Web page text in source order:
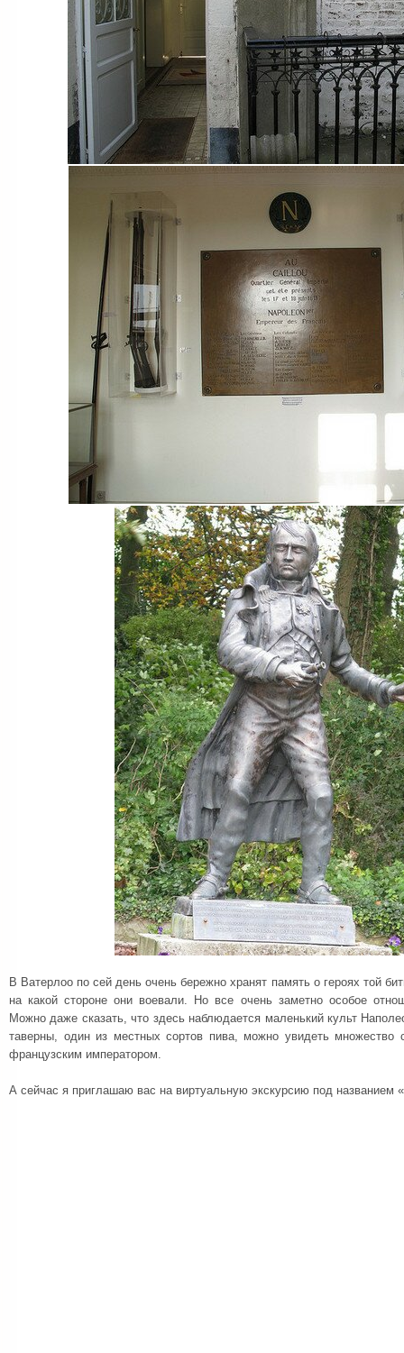
В Ватерлоо по сей день очень бережно хранят память о героях той
на какой стороне они воевали. Но все очень заметно особое
Можно даже сказать, что здесь наблюдается маленький культ
таверны, один из местных сортов пива, можно увидеть множество
французским императором.
А сейчас я приглашаю вас на виртуальную экскурсию под названием